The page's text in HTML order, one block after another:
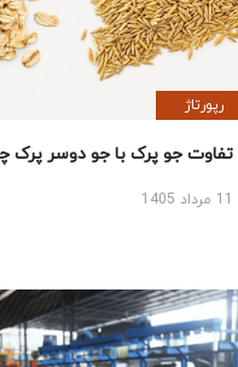
رپورتاژ
تفاوت جو پرک با جو دوسر پرک